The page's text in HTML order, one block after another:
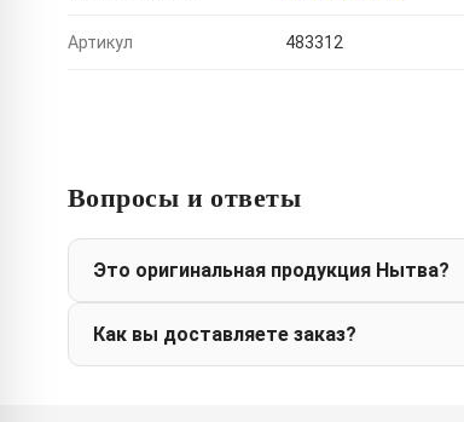
Артикул 483312
Вопросы и ответы
Это оригинальная продукция Нытва?
Как вы доставляете заказ?